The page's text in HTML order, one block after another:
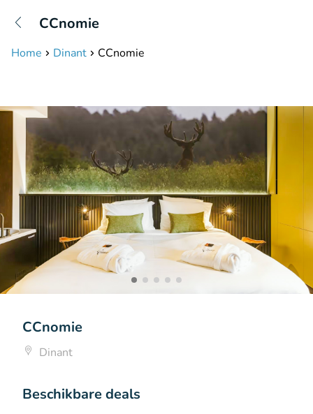
CCnomie
Home Dinant CCnomie
CCnomie
Dinant
Beschikbare deals